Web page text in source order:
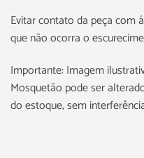
Evitar contato da peça com
que não ocorra o
Importante: Imagem
Mosquetão pode ser
do estoque, sem